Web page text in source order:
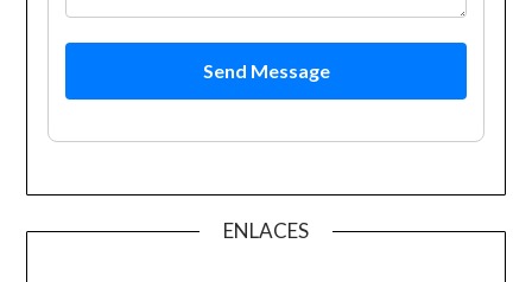
Send Message
ENLACES